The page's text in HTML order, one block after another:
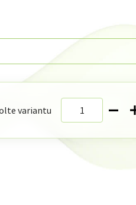
variantu